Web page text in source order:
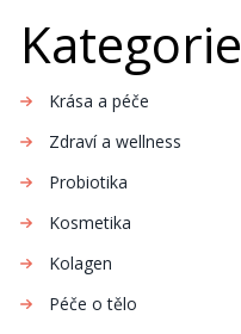
Kategorie
Krása a péče
Zdraví a wellness
Probiotika
Kosmetika
Kolagen
Péče o tělo